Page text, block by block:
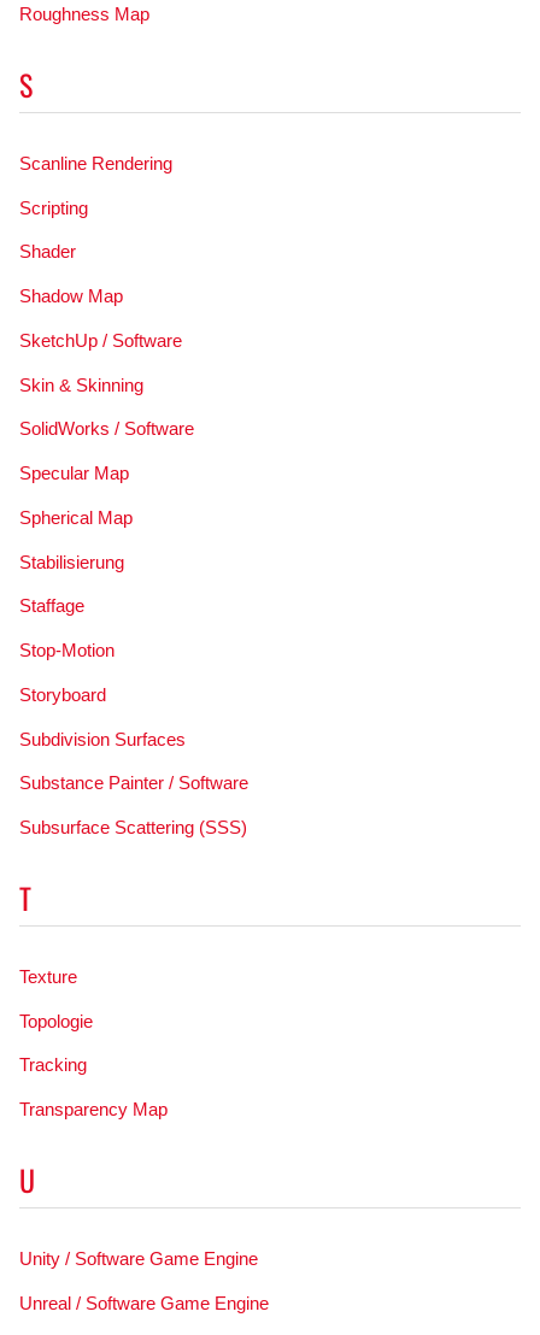
Roughness Map
S
Scanline Rendering
Scripting
Shader
Shadow Map
SketchUp / Software
Skin & Skinning
SolidWorks / Software
Specular Map
Spherical Map
Stabilisierung
Staffage
Stop-Motion
Storyboard
Subdivision Surfaces
Substance Painter / Software
Subsurface Scattering (SSS)
T
Texture
Topologie
Tracking
Transparency Map
U
Unity / Software Game Engine
Unreal / Software Game Engine